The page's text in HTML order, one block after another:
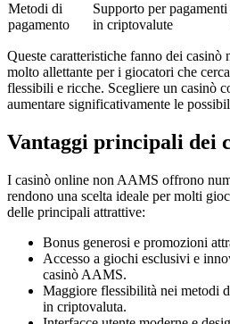
Metodi di
pagamento
Supporto per pagamenti
in criptovalute
Queste caratteristiche fanno dei
molto allettante per i giocatori che
flessibili e ricche. Scegliere un casinò
aumentare significativamente le
Vantaggi principali dei
I casinò online non AAMS offrono
rendono una scelta ideale per molti
delle principali attrattive:
Bonus generosi e promozioni
Accesso a giochi esclusivi e
casinò AAMS.
Maggiore flessibilità nei metodi
in criptovaluta.